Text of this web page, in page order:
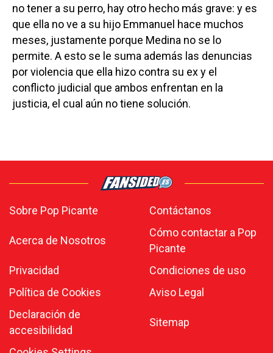
no tener a su perro, hay otro hecho más grave: y es
que ella no ve a su hijo Emmanuel hace muchos
meses, justamente porque Medina no se lo
permite. A esto se le suma además las denuncias
por violencia que ella hizo contra su ex y el
conflicto judicial que ambos enfrentan en la
justicia, el cual aún no tiene solución.
Sobre Pop Picante Contáctanos
Acerca de Nosotros
Cómo contactar a Pop
Picante
Privacidad
Condiciones de uso
Política de Cookies
Aviso Legal
Declaración de
accesibilidad
Sitemap